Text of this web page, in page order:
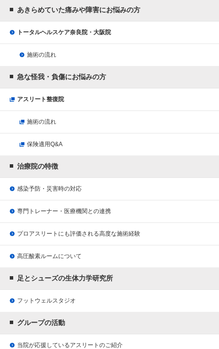
あきらめていた痛みや障害にお悩みの方
トータルヘルスケア奈良院・大阪院
施術の流れ
急な怪我・負傷にお悩みの方
アスリート整復院
施術の流れ
保険適用Q&A
治療院の特徴
感染予防・災害時の対応
専門トレーナー・医療機関との連携
プロアスリートにも評価される高度な施術経験
高圧酸素ルームについて
足とシューズの生体力学研究所
フットウェルスタジオ
グループの活動
当院が応援しているアスリートのご紹介